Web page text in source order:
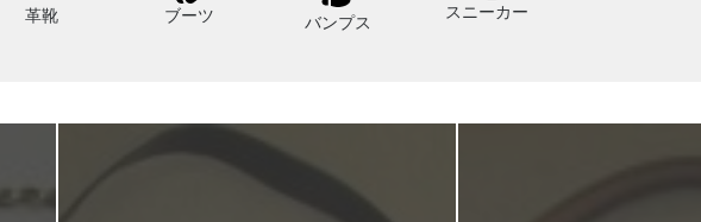
革靴 ブーツ バンプス
スニーカー